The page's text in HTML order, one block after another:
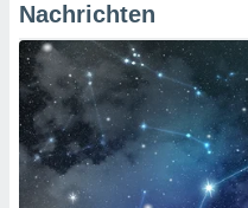
Nachrichten